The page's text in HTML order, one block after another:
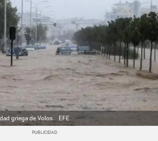
griega de Volos. EFE